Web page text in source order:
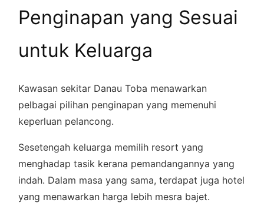
Penginapan yang Sesuai
untuk Keluarga
Kawasan sekitar Danau Toba menawarkan
pelbagai pilihan penginapan yang memenuhi
keperluan pelancong.
Sesetengah keluarga memilih resort yang
menghadap tasik kerana pemandangannya yang
indah. Dalam masa yang sama, terdapat juga hotel
yang menawarkan harga lebih mesra bajet.